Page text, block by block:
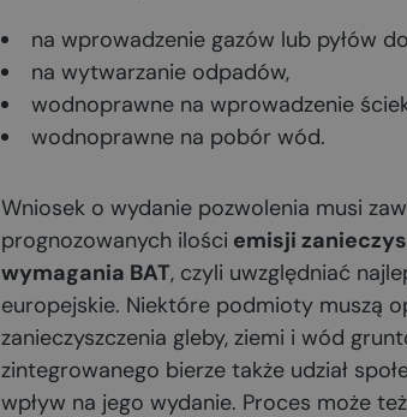
na wprowadzenie gazów lub pyłów
na wytwarzanie odpadów,
wodnoprawne na wprowadzenie
wodnoprawne na pobór wód.
Wniosek o wydanie pozwolenia musi
prognozowanych ilości emisji
wymagania BAT, czyli uwzględniać
europejskie. Niektóre podmioty muszą
zanieczyszczenia gleby, ziemi i wód
zintegrowanego bierze także udział
wpływ na jego wydanie. Proces może